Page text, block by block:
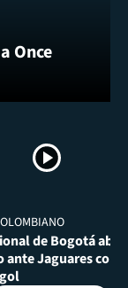
Once
de Bogotá
Jaguares con